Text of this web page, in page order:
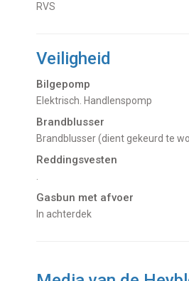
RVS
Veiligheid
Bilgepomp
Elektrisch. Handlenspomp
Brandblusser
Brandblusser (dient gekeurd te
Reddingsvesten
Gasbun met afvoer
in achterdek